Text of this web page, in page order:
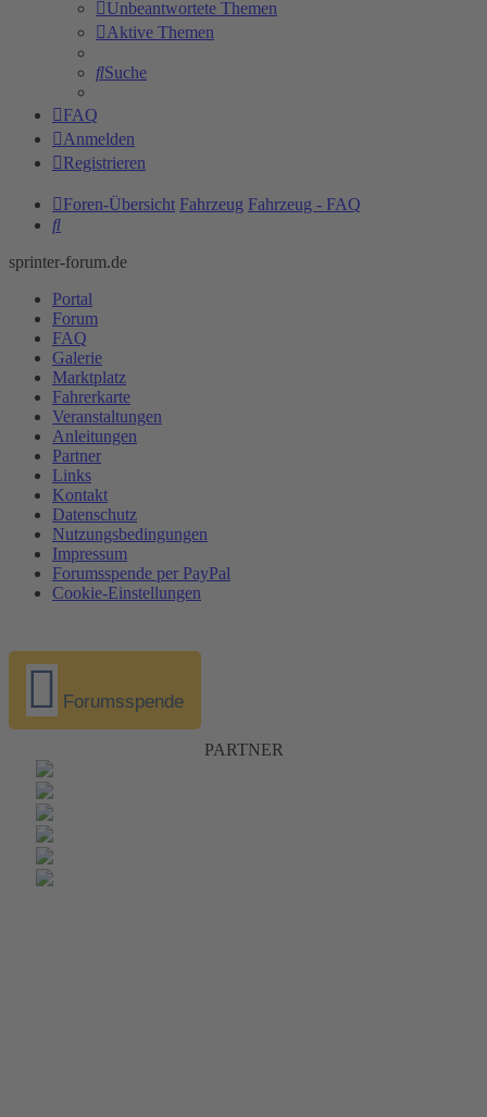
Unbeantwortete Themen
Aktive Themen
Suche
FAQ
Anmelden
Registrieren
Foren-Übersicht Fahrzeug Fahrzeug - FAQ
Suche
sprinter-forum.de
Portal
Forum
FAQ
Galerie
Marktplatz
Fahrerkarte
Veranstaltungen
Anleitungen
Partner
Links
Kontakt
Datenschutz
Nutzungsbedingungen
Impressum
Forumsspende per PayPal
Cookie-Einstellungen
Forumsspende
PARTNER